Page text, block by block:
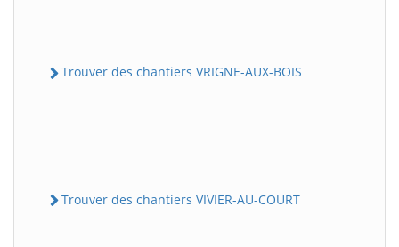
Trouver des chantiers VRIGNE-AUX-BOIS
Trouver des chantiers VIVIER-AU-COURT